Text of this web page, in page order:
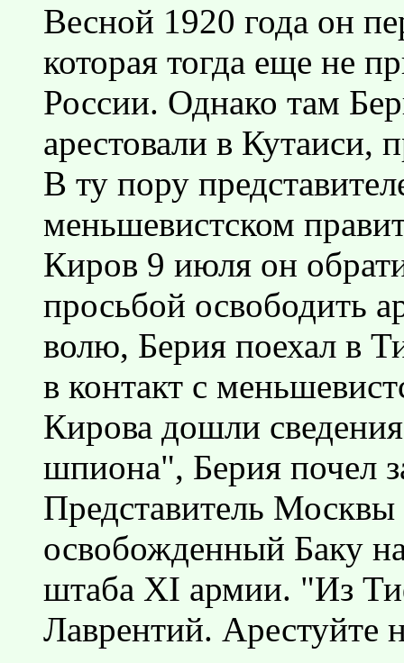
Весной 1920 года он
которая тогда еще не
России. Однако там
арестовали в Кутаиси,
В ту пору
меньшевистском
Киров 9 июля он
просьбой освободить
волю, Берия поехал в
в контакт с
Кирова дошли
шпиона", Берия почел
Представитель Москвы
освобожденный Баку
штаба XI армии. "Из
Лаврентий. Арестуйте